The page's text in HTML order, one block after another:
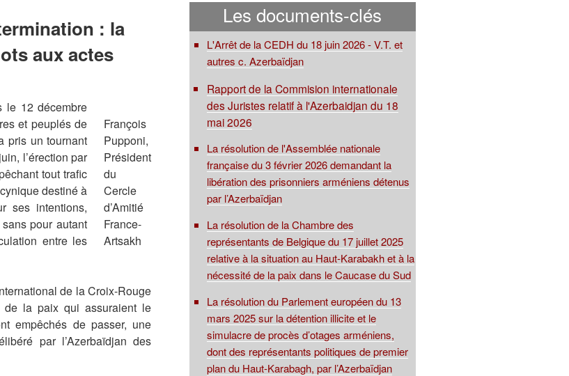
: la
aux actes
François
Pupponi,
Président
du
Cercle
d’Amitié
France-
Artsakh
le 12 décembre
et peuplés de
pris un tournant
l’érection par
tout trafic
destiné à
ses intentions,
pour autant
entre les
de la Croix-Rouge
de la paix qui assuraient le
empêchés de passer, une
par l’Azerbaïdjan des
Les documents-clés
L'Arrêt de la CEDH du 18 juin 2026 - V.T. et
autres c. Azerbaïdjan
Rapport de la Commision internationale
des Juristes relatif à l'Azerbaidjan du 18
mai 2026
La résolution de l'Assemblée nationale
française du 3 février 2026 demandant la
libération des prisonniers arméniens détenus
par l’Azerbaïdjan
La résolution de la Chambre des
représentants de Belgique du 17 juillet 2025
relative à la situation au Haut-Karabakh et à la
nécessité de la paix dans le Caucase du Sud
La résolution du Parlement européen du 13
mars 2025 sur la détention illicite et le
simulacre de procès d’otages arméniens,
dont des représentants politiques de premier
plan du Haut-Karabagh, par l’Azerbaïdjan